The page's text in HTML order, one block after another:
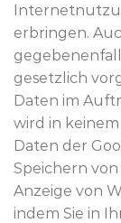
erbringen.
gesetzlich
Daten im
wird in
Daten der
Speichern
Anzeige von
indem Sie in